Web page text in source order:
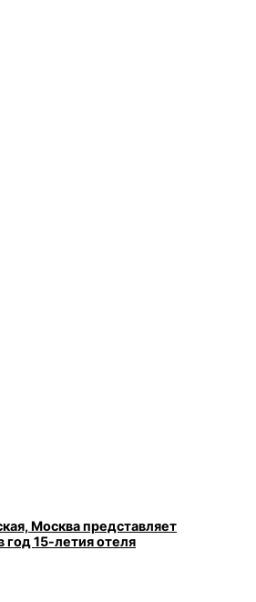
Москва представляет
15-летия отеля